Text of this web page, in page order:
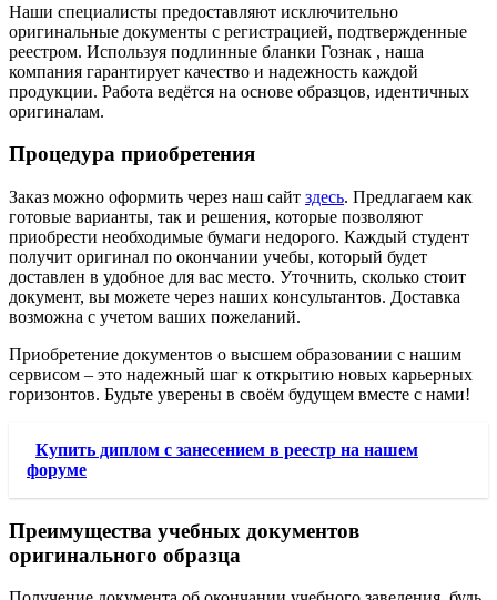
Наши специалисты предоставляют исключительно
оригинальные документы с регистрацией, подтвержденные
реестром. Используя подлинные бланки Гознак , наша
компания гарантирует качество и надежность каждой
продукции. Работа ведётся на основе образцов, идентичных
оригиналам.
Процедура приобретения
Заказ можно оформить через наш сайт здесь. Предлагаем как
готовые варианты, так и решения, которые позволяют
приобрести необходимые бумаги недорого. Каждый студент
получит оригинал по окончании учебы, который будет
доставлен в удобное для вас место. Уточнить, сколько стоит
документ, вы можете через наших консультантов. Доставка
возможна с учетом ваших пожеланий.
Приобретение документов о высшем образовании с нашим
сервисом – это надежный шаг к открытию новых карьерных
горизонтов. Будьте уверены в своём будущем вместе с нами!
Купить диплом с занесением в реестр на нашем
форуме
Преимущества учебных документов
оригинального образца